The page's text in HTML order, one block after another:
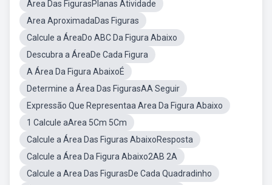
Area Das FigurasPlanas Atividade
Area AproximadaDas Figuras
Calcule a ÁreaDo ABC Da Figura Abaixo
Descubra a ÁreaDe Cada Figura
A Área Da Figura AbaixoÉ
Determine a Área Das FigurasAA Seguir
Expressão Que Representaa Area Da Figura Abaixo
1 Calcule aArea 5Cm 5Cm
Calcule a Área Das Figuras AbaixoResposta
Calcule a Área Da Figura Abaixo2AB 2A
Calcule a Area Das FigurasDe Cada Quadradinho